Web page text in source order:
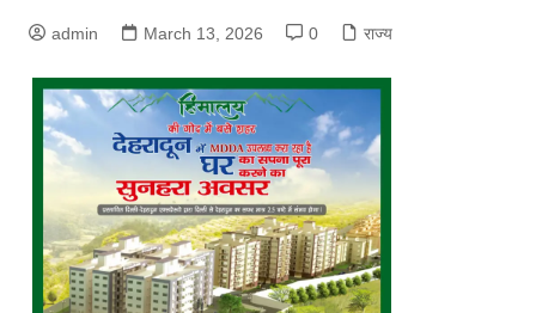
admin March 13, 2026 0 राज्य